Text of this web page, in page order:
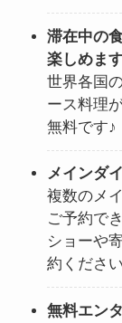
滞在中の
楽しめま
世界各国
ース料理
無料です♪
メインダ
複数のメ
ご予約で
ショーや
約くださ
無料エン